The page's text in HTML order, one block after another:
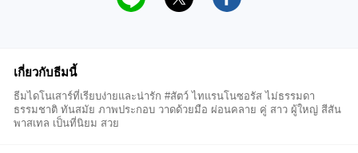
เกี่ยวกับธีมนี้
ธีมไดโนเสาร์ที่เรียบง่ายและน่ารัก #สัตว์ ไทแรนโนซอรัส ไม่ธรรมดา
ธรรมชาติ ทันสมัย ภาพประกอบ วาดด้วยมือ ผ่อนคลาย คู่ สาว ผู้ใหญ่ สีสัน
พาสเทล เป็นที่นิยม สวย